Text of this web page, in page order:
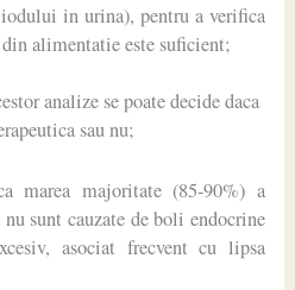
in urina), pentru a verifica
alimentatie este suficient;
analize se poate decide daca
sau nu;
marea majoritate (85-90%) a
sunt cauzate de boli endocrine
asociat frecvent cu lipsa